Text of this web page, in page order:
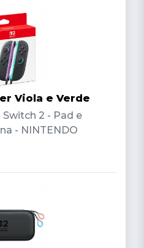
Viola e Verde
2 - Pad e
- NINTENDO